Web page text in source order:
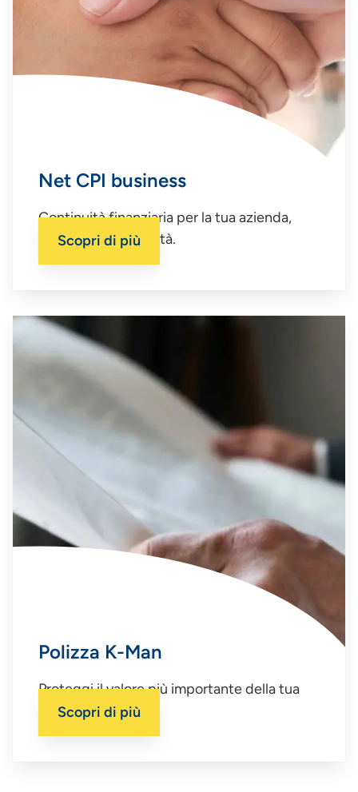
Net CPI business
Continuità finanziaria per la tua azienda,
anche nelle difficoltà.
Scopri di più
Polizza K-Man
Proteggi il valore più importante della tua
impresa.
Scopri di più